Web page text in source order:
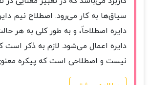
سیاق‌ها به کار می‌رود. اصطلاح نیم
دایره اصطلاحاً، و به طور کلی به هر
دایره اعمال می‌شود. لازم به ذکر است
نیست و اصطلاحی است که پیکره